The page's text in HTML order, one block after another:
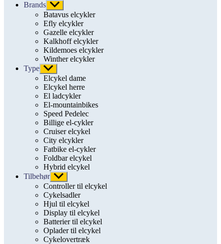
Brands Vis
undermenu
Batavus elcykler
Efly elcykler
Gazelle elcykler
Kalkhoff elcykler
Kildemoes elcykler
Winther elcykler
Type Vis
undermenu
Elcykel dame
Elcykel herre
El ladcykler
El-mountainbikes
Speed Pedelec
Billige el-cykler
Cruiser elcykel
City elcykler
Fatbike el-cykler
Foldbar elcykel
Hybrid elcykel
Tilbehør Vis
undermenu
Controller til elcykel
Cykelsadler
Hjul til elcykel
Display til elcykel
Batterier til elcykel
Oplader til elcykel
Cykelovertræk